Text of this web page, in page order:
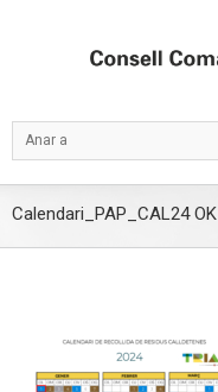
Anar a
Calendari_PAP_CAL24 OK